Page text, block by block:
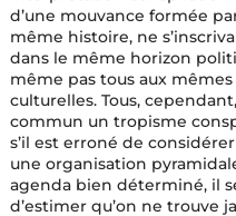
d’une mouvance formée
même histoire, ne
dans le même horizon
même pas tous aux
culturelles. Tous,
commun un tropisme
s’il est erroné de
une organisation
agenda bien déterminé, il
d’estimer qu’on ne trouve